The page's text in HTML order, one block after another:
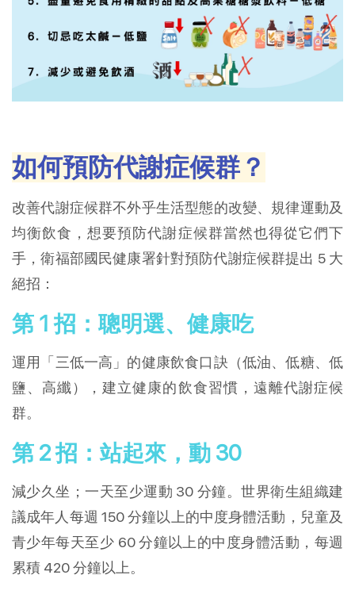
如何預防代謝症候群？
改善代謝症候群不外乎生活型態的改變、規律運動及
均衡飲食，想要預防代謝症候群當然也得從它們下
手，衛福部國民健康署針對預防代謝症候群提出 5 大
絕招：
第 1 招：聰明選、健康吃
運用「三低一高」的健康飲食口訣（低油、低糖、低
鹽、高纖），建立健康的飲食習慣，遠離代謝症候
群。
第 2 招：站起來，動 30
減少久坐；一天至少運動 30 分鐘。世界衛生組織建
議成年人每週 150 分鐘以上的中度身體活動，兒童及
青少年每天至少 60 分鐘以上的中度身體活動，每週
累積 420 分鐘以上。